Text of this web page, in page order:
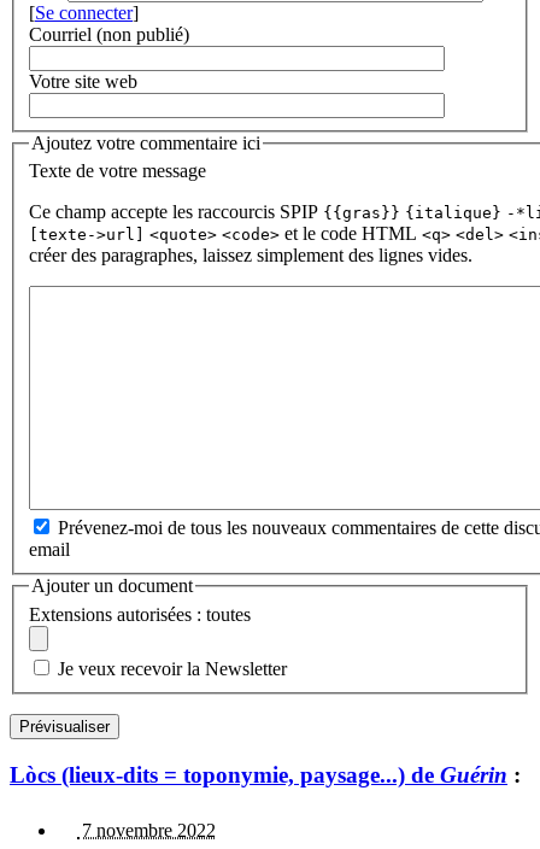
[Se connecter]
Courriel (non publié)
Votre site web
Ajoutez votre commentaire ici
Texte de votre message
Ce champ accepte les raccourcis SPIP {{gras}} {italique} -
[texte->url]
<quote> <code> et le code HTML <q> <del>
créer des paragraphes, laissez simplement des lignes vides.
Prévenez-moi de tous les nouveaux commentaires de cette
email
Ajouter un document
Extensions autorisées : toutes
Je veux recevoir la Newsletter
Lòcs (lieux-dits = toponymie, paysage...) de Guérin :
7 novembre 2022